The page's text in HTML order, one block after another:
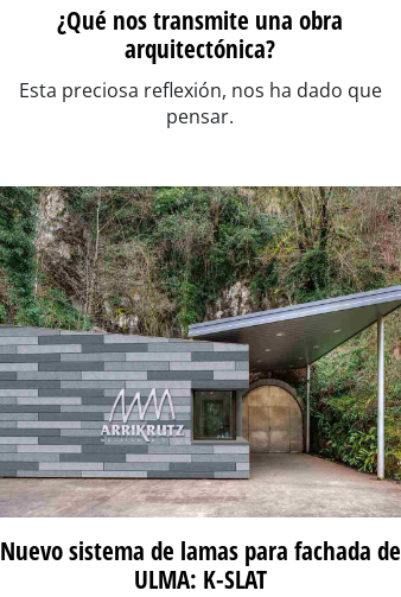
¿Qué nos transmite una obra
arquitectónica?
Esta preciosa reflexión, nos ha dado que
pensar.
Nuevo sistema de lamas para fachada de
ULMA: K-SLAT